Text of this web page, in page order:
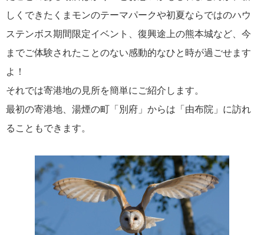
しくできたくまモンのテーマパークや初夏ならではのハウ
ステンボス期間限定イベント、復興途上の熊本城など、今
までご体験されたことのない感動的なひと時が過ごせます
よ！
それでは寄港地の見所を簡単にご紹介します。
最初の寄港地、湯煙の町「別府」からは「由布院」に訪れ
ることもできます。
ねずみ君のつぶやき♪
飛鳥II
世界一周クルーズ
飛鳥II 2018年世界一周クルーズ
にっぽん丸
初夏の日本一周
ぱしふぃっく びいなす